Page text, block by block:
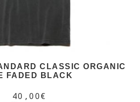
CLASSIC ORGANIC
FADED BLACK
40,00€